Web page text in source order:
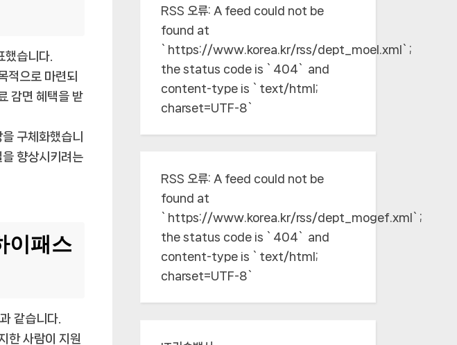
했습니다.
적으로 마련되
감면 혜택을 받
구체화했습니
향상시키려는
이패스
같습니다.
한 사람이 지원
RSS 오류: A feed could not be
found at
`https://www.korea.kr/rss/dept_moel.xml`;
the status code is `404` and
content-type is `text/html;
charset=UTF-8`
RSS 오류: A feed could not be
found at
`https://www.korea.kr/rss/dept_mogef.xml`;
the status code is `404` and
content-type is `text/html;
charset=UTF-8`